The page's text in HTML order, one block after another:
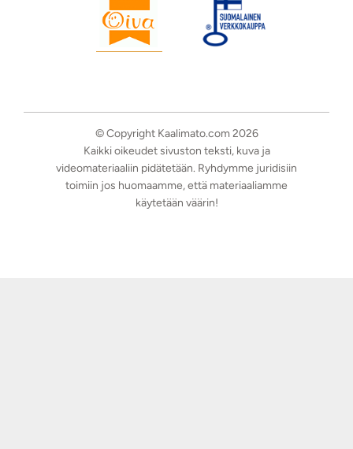
© Copyright Kaalimato.com 2026
Kaikki oikeudet sivuston teksti, kuva ja
videomateriaaliin pidätetään. Ryhdymme juridisiin
toimiin jos huomaamme, että materiaaliamme
käytetään väärin!